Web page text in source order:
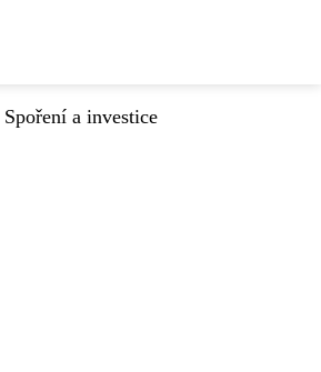
Spoření a investice